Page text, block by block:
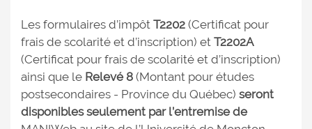
Les formulaires d’impôt T2202 (Certificat pour
frais de scolarité et d’inscription) et T2202A
(Certificat pour frais de scolarité et d’inscription)
ainsi que le Relevé 8 (Montant pour études
postsecondaires - Province du Québec) seront
disponibles seulement par l’entremise de